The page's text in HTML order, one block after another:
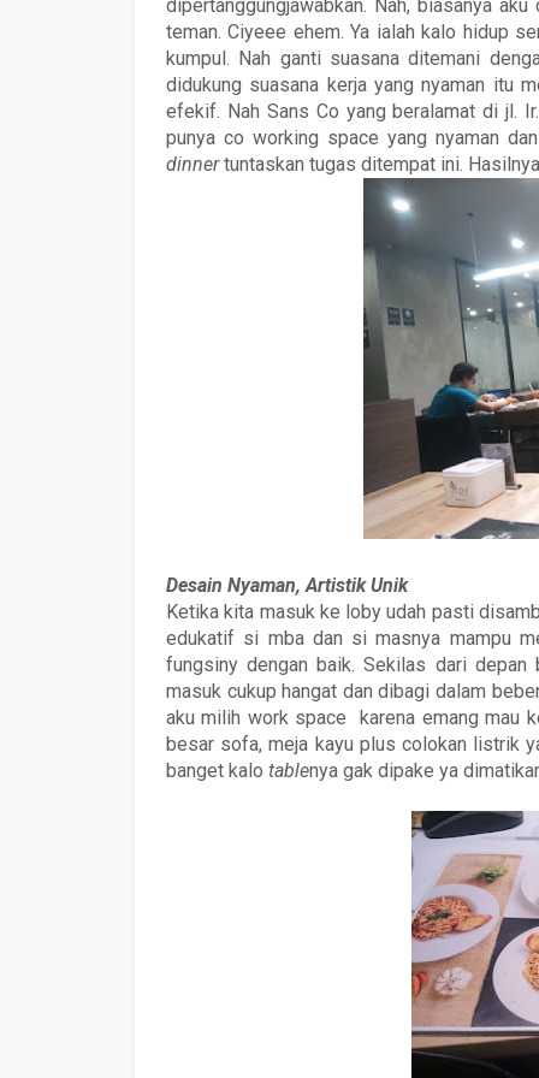
dipertanggungjawabkan. Nah, biasanya
teman. Ciyeee ehem. Ya ialah kalo hidup
kumpul. Nah ganti suasana ditemani
didukung suasana kerja yang nyaman itu
efekif. Nah Sans Co yang beralamat di jl.
punya co working space yang nyaman
dinnertuntaskan tugas ditempat ini.
Desain Nyaman, Artistik Unik
Ketika kita masuk ke loby udah pasti
edukatif si mba dan si masnya mampu
fungsiny dengan baik. Sekilas dari depan
masuk cukup hangat dan dibagi dalam
aku milih work space karena emang mau
besar sofa, meja kayu plus colokan listrik
banget kalo tablenya gak dipake ya